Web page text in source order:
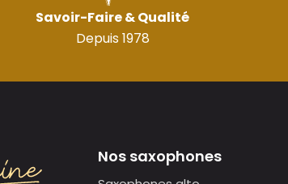
Savoir-Faire & Qualité
Depuis 1978
Nos saxophones